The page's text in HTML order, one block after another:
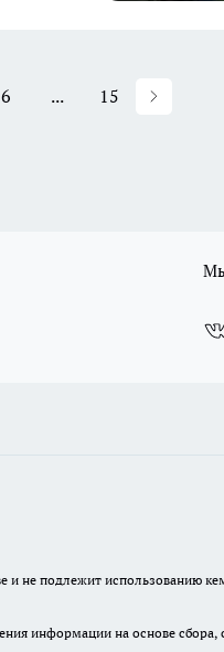
6 ... 15
и не подлежит использованию
информации на основе сбора,